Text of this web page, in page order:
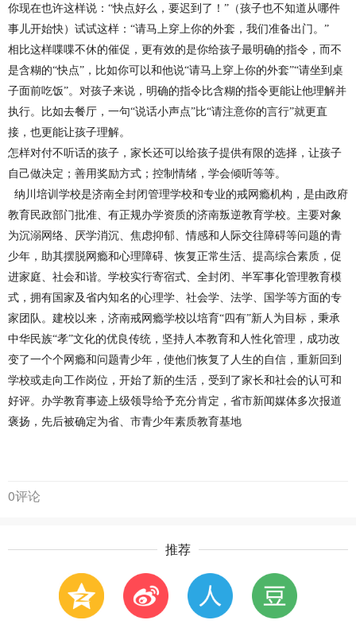
你现在也许这样说：“快点好么，要迟到了！”（孩子也不知道从哪件
事儿开始快）试试这样：“请马上穿上你的外套，我们准备出门。”
相比这样喋喋不休的催促，更有效的是你给孩子最明确的指令，而不
是含糊的“快点”，比如你可以和他说“请马上穿上你的外套”“请坐到桌
子面前吃饭”。对孩子来说，明确的指令比含糊的指令更能让他理解并
执行。比如去餐厅，一句“说话小声点”比“请注意你的言行”就更直
接，也更能让孩子理解。
怎样对付不听话的孩子，家长还可以给孩子提供有限的选择，让孩子
自己做决定；善用奖励方式；控制情绪，学会倾听等等。
纳川培训学校是济南全封闭管理学校和专业的戒网瘾机构 ，是由政府
教育民政部门批准、有正规办学资质的济南叛逆教育学校。主要对象
为沉溺网络、厌学消沉、焦虑抑郁、情感和人际交往障碍等问题的青
少年，助其摆脱网瘾和心理障碍、恢复正常生活、提高综合素质，促
进家庭、社会和谐。学校实行寄宿式、全封闭、半军事化管理教育模
式，拥有国家及省内知名的心理学、社会学、法学、国学等方面的专
家团队。建校以来， 济南戒网瘾学校 以培育“四有”新人为目标，秉承
中华民族“孝”文化的优良传统，坚持人本教育和人性化管理，成功改
变了一个个网瘾和问题青少年，使他们恢复了人生的自信，重新回到
学校或走向工作岗位，开始了新的生活，受到了家长和社会的认可和
好评。办学教育事迹上级领导给予充分肯定，省市新闻媒体多次报道
褒扬，先后被确定为省、市青少年素质教育基地
0评论
推荐